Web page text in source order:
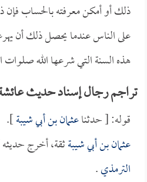
ذلك أو أمكن معرفته بالحساب فإن
على الناس عندما يحصل ذلك أن
هذه السنة التي شرعها الله صلوات
تراجم رجال إسناد حديث
قوله: [ حدثناعثمان بن أبي شيبة].
عثمان بن أبي شيبةثقة، أخرج
الترمذي.